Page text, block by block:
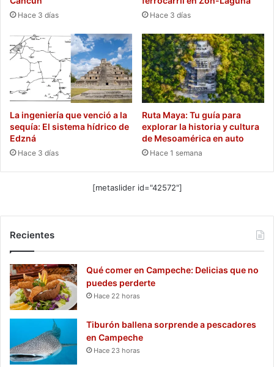
Hace 3 días Hace 3 días
La ingeniería que venció a la
sequía: El sistema hídrico de
Edzná
Hace 3 días
Ruta Maya: Tu guía para
explorar la historia y cultura
de Mesoamérica en auto
Hace 1 semana
[metaslider id="42572"]
Recientes
Qué comer en Campeche: Delicias que no
puedes perderte
Hace 22 horas
Tiburón ballena sorprende a pescadores
en Campeche
Hace 23 horas